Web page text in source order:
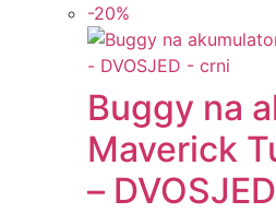
-20%
Buggy na
Maverick
–